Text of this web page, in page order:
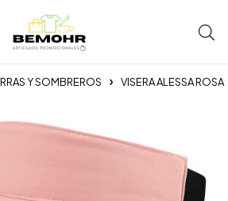
Y SOMBREROS VISERA ALESSA ROSA